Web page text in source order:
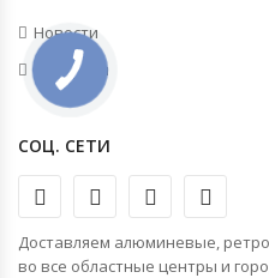
Новости
Контакты
СОЦ. СЕТИ
Доставляем алюминевые,
во все областные центры и